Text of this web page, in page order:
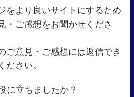
をより良いサイトにするため
・ご感想をお聞かせくださ
ご意見・ご感想には返信でき
ださい。
に立ちましたか？